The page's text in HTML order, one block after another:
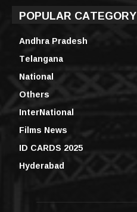
POPULAR CATEGORY
Andhra Pradesh
Telangana
National
Others
InterNational
Films News
ID CARDS 2025
Hyderabad